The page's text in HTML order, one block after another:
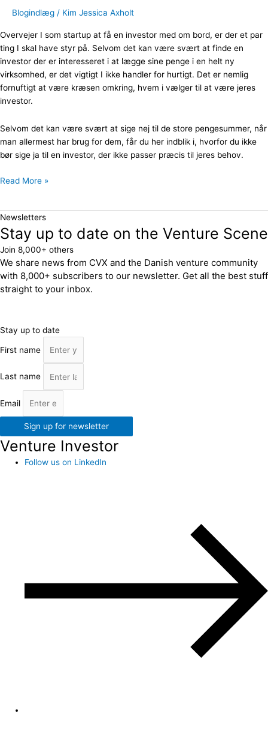
Blogindlæg / Kim Jessica Axholt
Overvejer I som startup at få en investor med om bord, er der et par
ting I skal have styr på. Selvom det kan være svært at finde en
investor der er interesseret i at lægge sine penge i en helt ny
virksomhed, er det vigtigt I ikke handler for hurtigt. Det er nemlig
fornuftigt at være kræsen omkring, hvem i vælger til at være jeres
investor.
Selvom det kan være svært at sige nej til de store pengesummer, når
man allermest har brug for dem, får du her indblik i, hvorfor du ikke
bør sige ja til en investor, der ikke passer præcis til jeres behov.
investor
Read More »
Newsletters
Stay up to date on the Venture Scene
Join 8,000+ others
We share news from CVX and the Danish venture community
with 8,000+ subscribers to our newsletter. Get all the best stuff
straight to your inbox.
Stay up to date
First name
Last name
Email
Sign up for newsletter
Venture Investor
Follow us on LinkedIn